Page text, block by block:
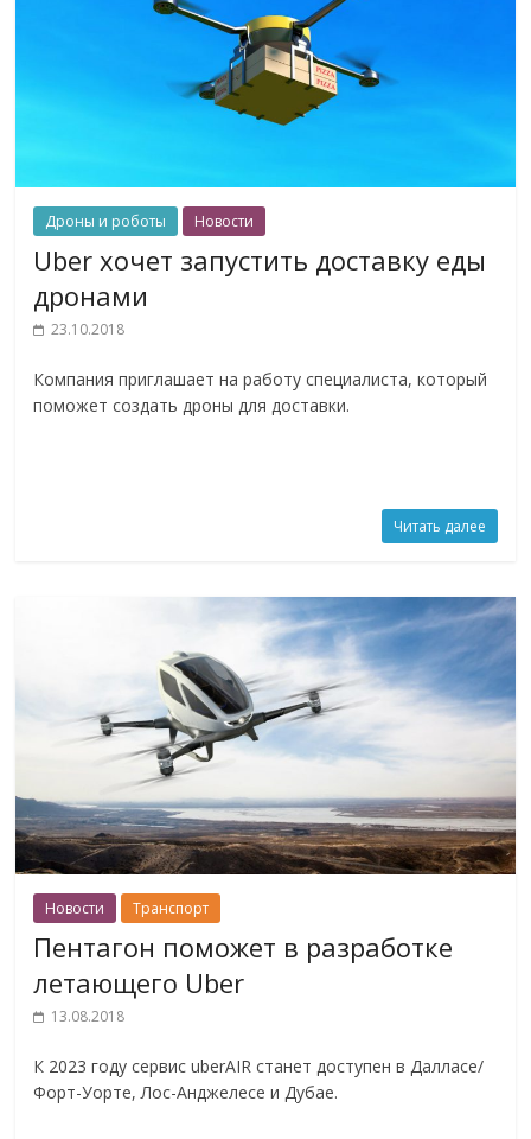
Дроны и роботы Новости
Uber хочет запустить доставку еды
дронами
23.10.2018
Компания приглашает на работу специалиста, который
поможет создать дроны для доставки.
Читать далее
Новости Транспорт
Пентагон поможет в разработке
летающего Uber
13.08.2018
К 2023 году сервис uberAIR станет доступен в Далласе/
Форт-Уорте, Лос-Анджелесе и Дубае.